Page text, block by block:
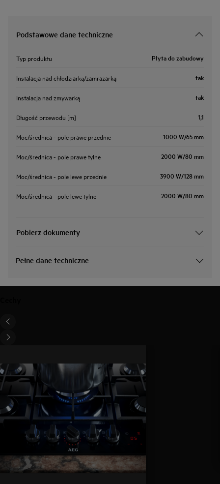
Podstawowe dane techniczne
Typ produktu Płyta do zabudowy
Instalacja nad chłodziarką/zamrażarką tak
Instalacja nad zmywarką tak
Długość przewodu [m] 1,1
Moc/średnica - pole prawe przednie 1000 W/65 mm
Moc/średnica - pole prawe tylne 2000 W/80 mm
Moc/średnica - pole lewe przednie 3900 W/128 mm
Moc/średnica - pole lewe tylne 2000 W/80 mm
Pobierz dokumenty
Pełne dane techniczne